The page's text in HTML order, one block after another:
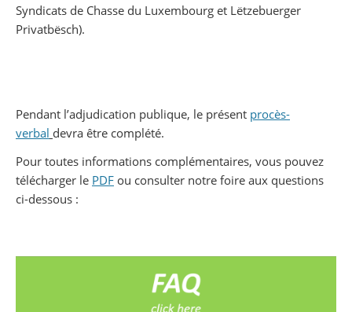
Syndicats de Chasse du Luxembourg et Lëtzebuerger
Privatbësch).
Pendant l’adjudication publique, le présent procès-
verbal devra être complété.
Pour toutes informations complémentaires, vous pouvez
télécharger le PDF ou consulter notre foire aux questions
ci-dessous :